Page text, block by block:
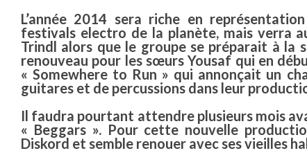
L’année 2014 sera riche en
festivals electro de la planète, mais verra
Trindl alors que le groupe se préparait à la
renouveau pour les sœurs Yousaf qui en
« Somewhere to Run » qui annonçait un
guitares et de percussions dans leur
Il faudra pourtant attendre plusieurs mois
« Beggars». Pour cette nouvelle
Diskord et semble renouer avec ses vieilles